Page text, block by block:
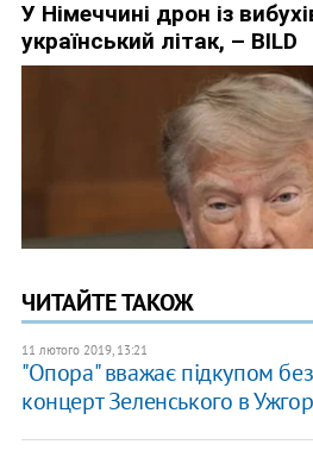
ЧИТАЙТЕ ТАКОЖ
11 лютого 2019, 13:21
"Опора" вважає підкупом
концерт Зеленського в